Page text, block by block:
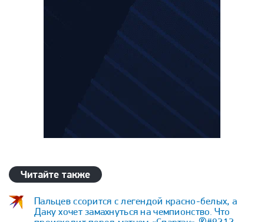
Читайте также
Пальцев ссорится с легендой красно-белых, а
Даку хочет замахнуться на чемпионство. Что